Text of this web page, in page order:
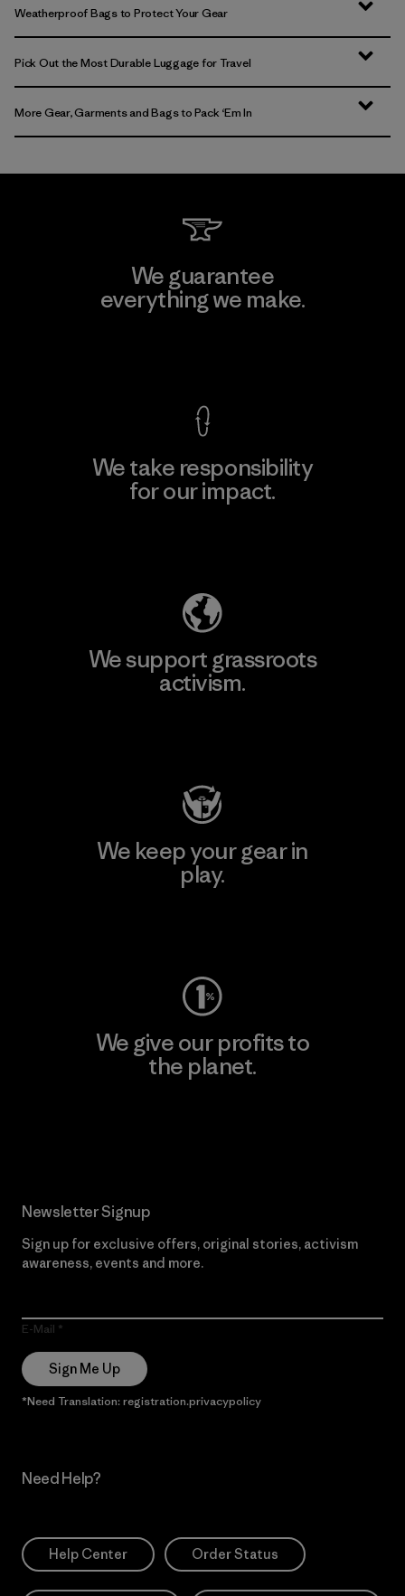
Weatherproof Bags to Protect Your Gear
Pick Out the Most Durable Luggage for Travel
More Gear, Garments and Bags to Pack ‘Em In
We guarantee
everything we make.
We take responsibility
for our impact.
We support grassroots
activism.
We keep your gear in
play.
We give our profits to
the planet.
Newsletter Signup
Sign up for exclusive offers, original stories, activism
awareness, events and more.
E-Mail
Sign Me Up
*Need Translation: registration.privacypolicy
Need Help?
Help Center Order Status